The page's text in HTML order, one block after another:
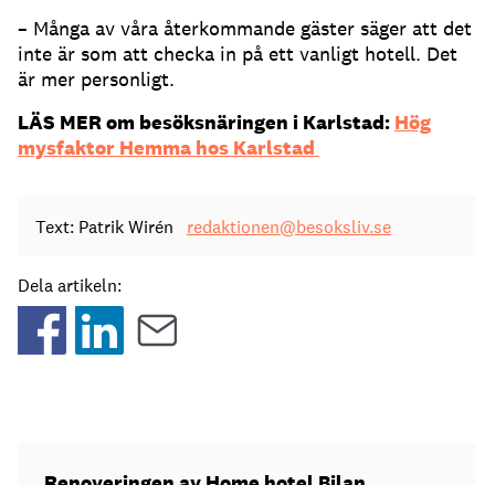
– Många av våra återkommande gäster säger att det
inte är som att checka in på ett vanligt hotell. Det
är mer personligt.
LÄS MER om besöksnäringen i Karlstad: Hög
mysfaktor Hemma hos Karlstad
Text: Patrik Wirén redaktionen@besoksliv.se
Dela artikeln: